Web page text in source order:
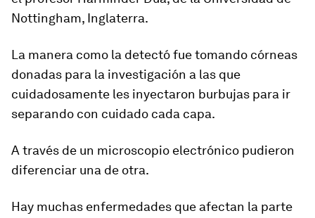
Nottingham, Inglaterra.
La manera como la detectó fue tomando córneas
donadas para la investigación a las que
cuidadosamente les inyectaron burbujas para ir
separando con cuidado cada capa.
A través de un microscopio electrónico pudieron
diferenciar una de otra.
Hay muchas enfermedades que afectan la parte